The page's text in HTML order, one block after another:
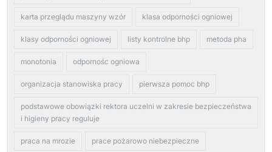
karta przeglądu maszyny wzór klasa odporności ogniowej
klasy odporności ogniowej listy kontrolne bhp metoda pha
monotonia odpornośc ogniowa
organizacja stanowiska pracy pierwsza pomoc bhp
podstawowe obowiązki rektora uczelni w zakresie bezpieczeństwa
i higieny pracy reguluje
praca na mrozie prace pożarowo niebezpieczne